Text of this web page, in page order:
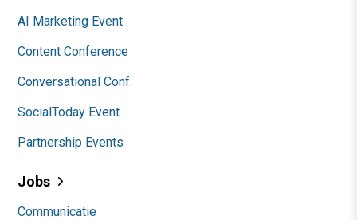
AI Marketing Event
Content Conference
Conversational Conf.
SocialToday Event
Partnership Events
Jobs
Communicatie